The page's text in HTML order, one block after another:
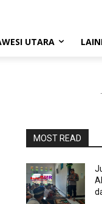
UTARA
MOST READ